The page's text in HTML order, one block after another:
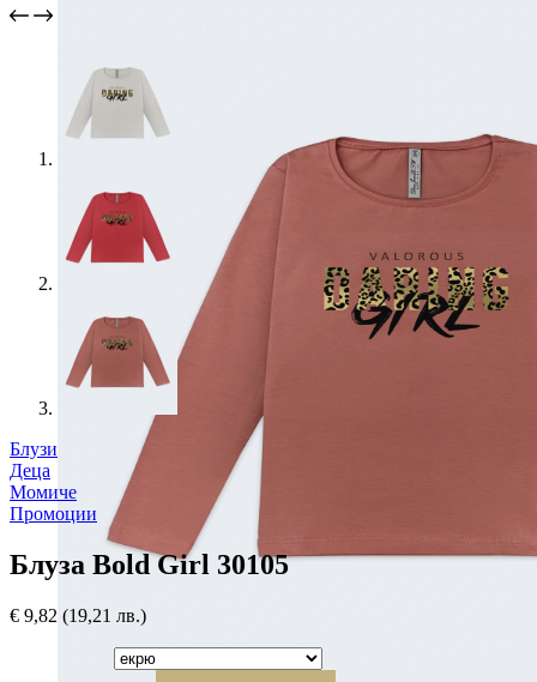
Блузи
Деца
Момиче
Промоции
Блуза Bold Girl 30105
€ 9,82 (19,21 лв.)